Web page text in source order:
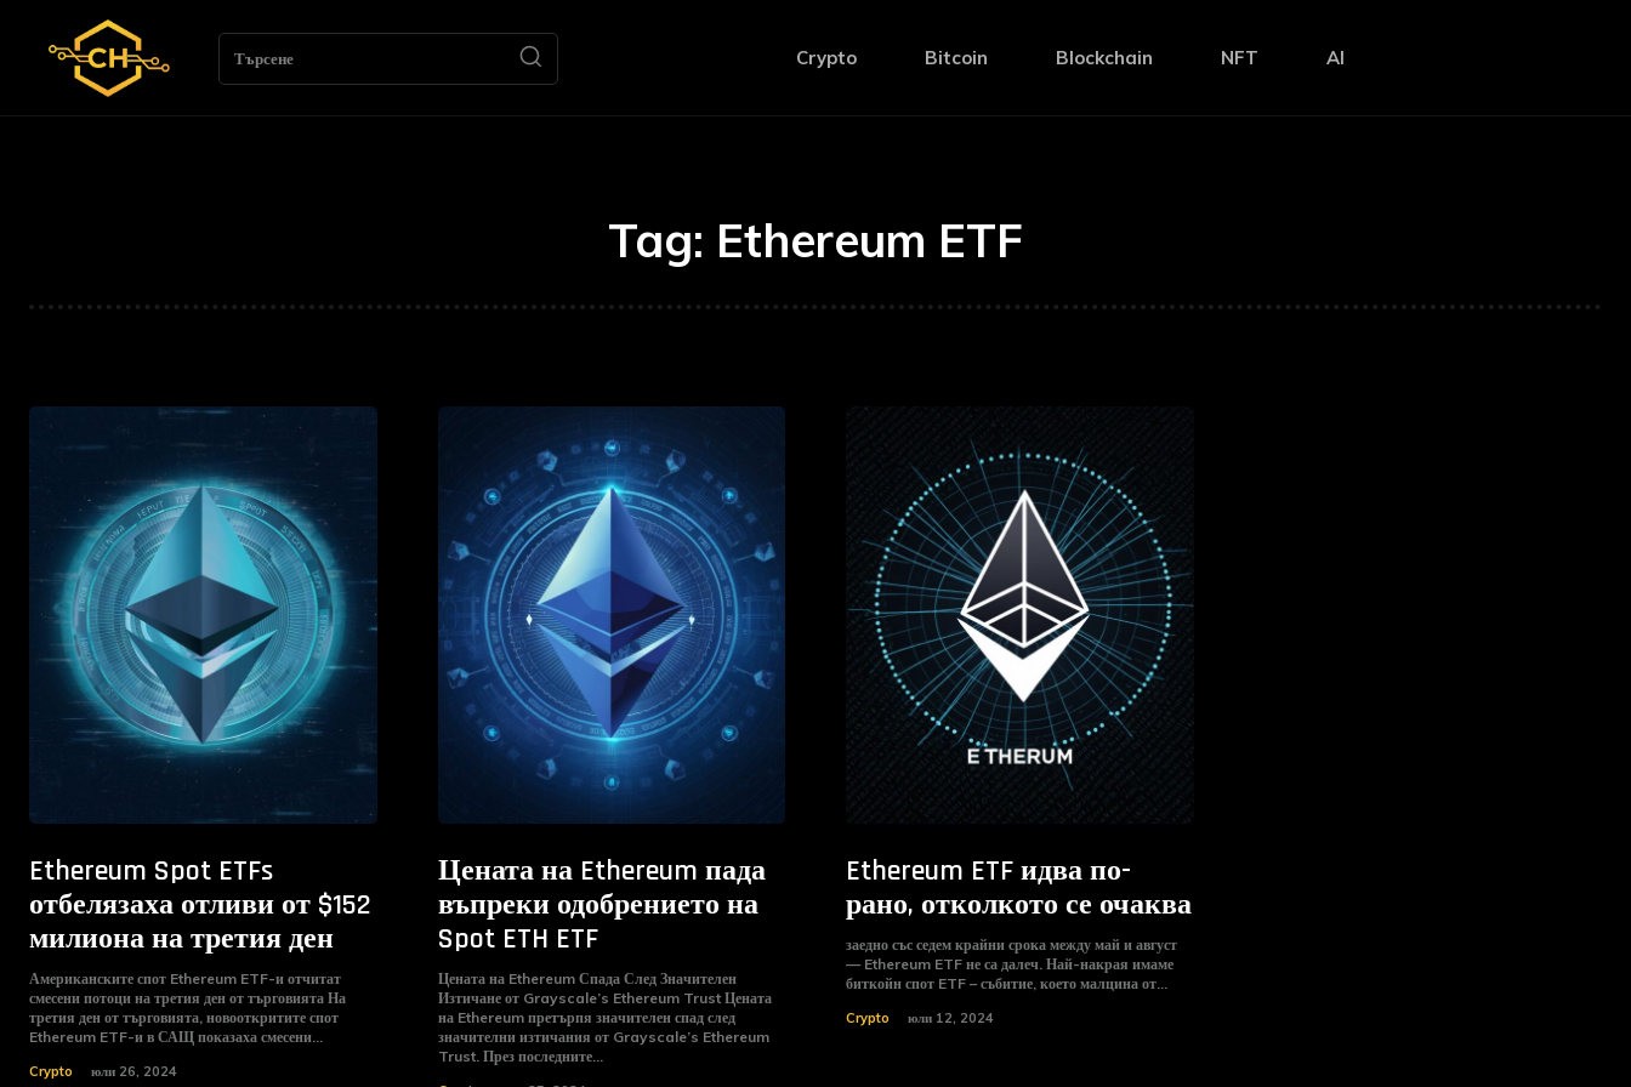
Търсене Crypto Bitcoin Blockchain NFT AI
Tag: Ethereum ETF
Ethereum Spot ETFs
отбелязаха отливи от $152
милиона на третия ден
Американските спот Ethereum ETF-и отчитат
смесени потоци на третия ден от търговията На
третия ден от търговията, новооткритите спот
Ethereum ETF-и в САЩ показаха смесени...
Crypto юли 26, 2024
Цената на Ethereum пада
въпреки одобрението на
Spot ETH ETF
Цената на Ethereum Спада След Значителен
Изтичане от Grayscale’s Ethereum Trust Цената
на Ethereum претърпя значителен спад след
значителни изтичания от Grayscale’s Ethereum
Trust. През последните...
Ethereum ETF идва по-
рано, отколкото се очаква
заедно със седем крайни срока между май и август
— Ethereum ETF не са далеч. Най-накрая имаме
биткойн спот ETF – събитие, което малцина от...
Crypto юли 12, 2024